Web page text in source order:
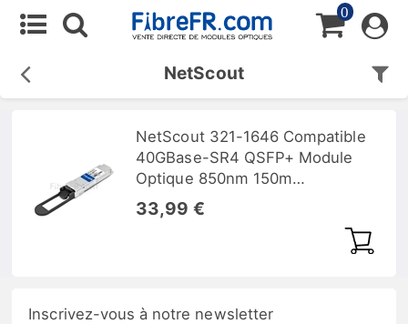
0
NetScout
NetScout 321-1646 Compatible
40GBase-SR4 QSFP+ Module
Optique 850nm 150m
MMF(MPO) DOM
33,99 €
Inscrivez-vous à notre newsletter